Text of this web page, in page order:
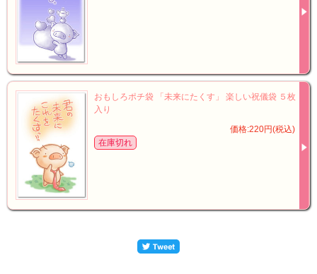
おもしろポチ袋 「未来にたくす」 楽しい祝儀袋 ５枚
入り
価格:220円(税込)
在庫切れ